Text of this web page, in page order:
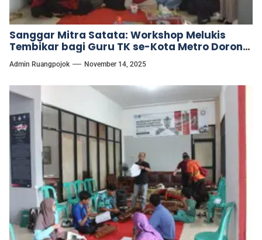
Sanggar Mitra Satata: Workshop Melukis
Tembikar bagi Guru TK se-Kota Metro Dorong
Kreativitas Pembelajaran Anak Usia Dini
Admin Ruangpojok November 14, 2025